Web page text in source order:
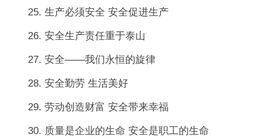
25. 生产必须安全 安全促进生产
26. 安全生产责任重于泰山
27. 安全——我们永恒的旋律
28. 安全勤劳 生活美好
29. 劳动创造财富 安全带来幸福
30. 质量是企业的生命 安全是职工的生命